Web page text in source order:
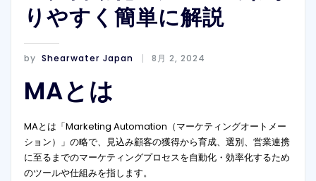
りやすく簡単に解説
by Shearwater Japan 8月 2, 2024
MAとは
MAとは「Marketing Automation（マーケティングオートメー
ション）」の略で、見込み顧客の獲得から育成、選別、営業連携
に至るまでのマーケティングプロセスを自動化・効率化するため
のツールや仕組みを指します。